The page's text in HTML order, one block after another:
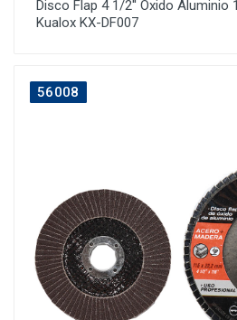
Disco Flap 4 1/2'' Óxido Aluminio
Kualox KX-DF007
56008